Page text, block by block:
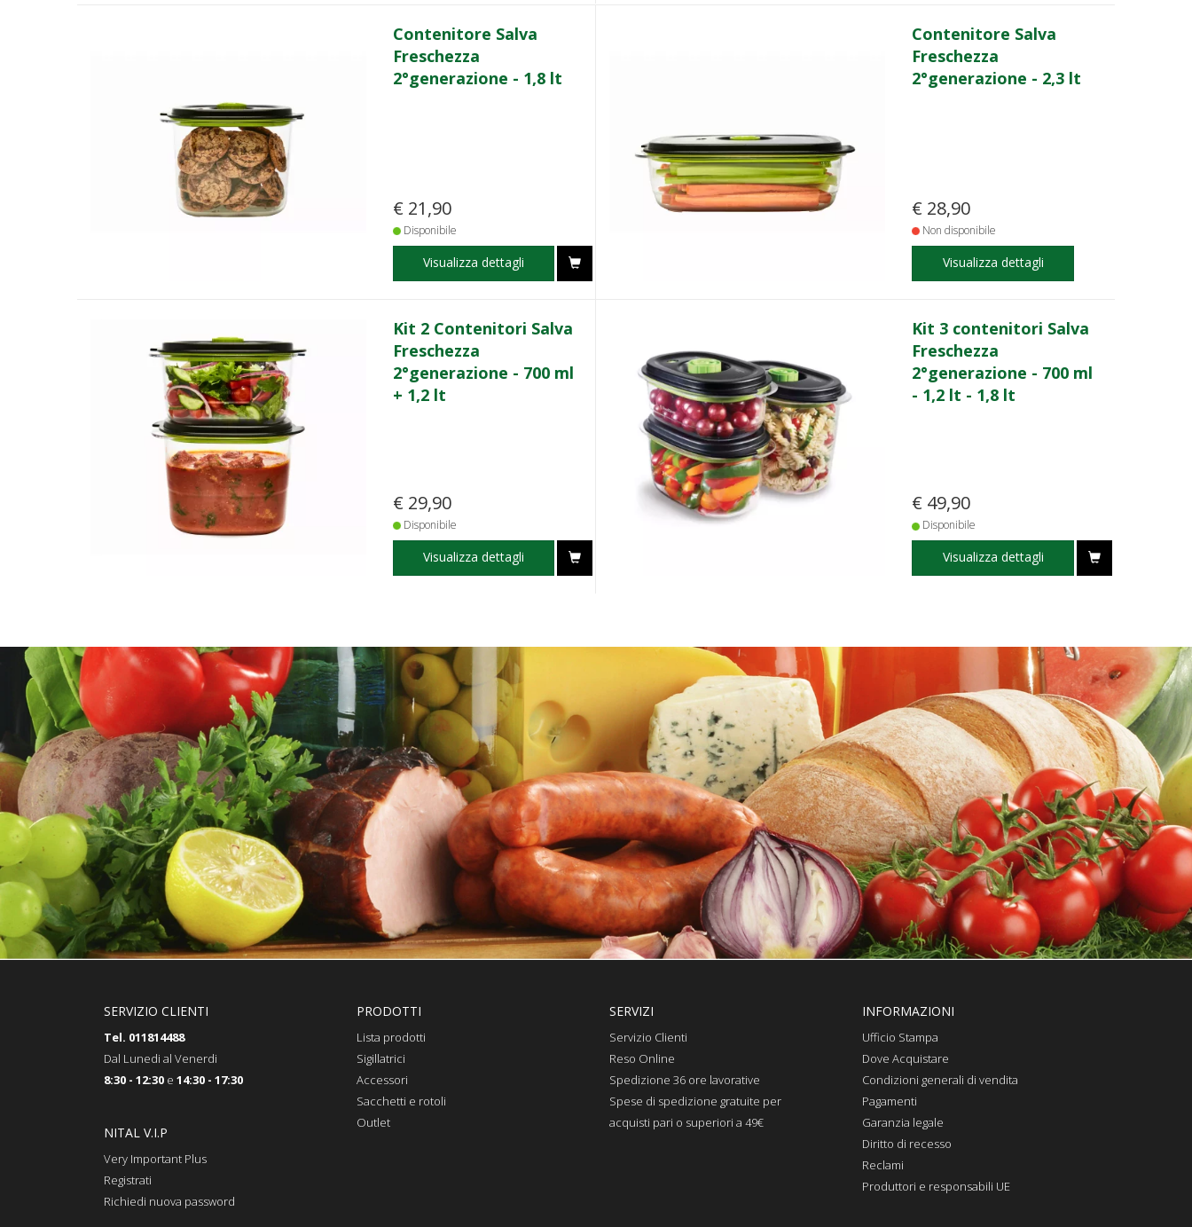
Contenitore Salva
Freschezza
2°generazione - 1,8 lt
€ 21,90
Disponibile
Visualizza dettagli
Contenitore Salva
Freschezza
2°generazione - 2,3 lt
€ 28,90
Non disponibile
Visualizza dettagli
Kit 2 Contenitori Salva
Freschezza
2°generazione - 700 ml
+ 1,2 lt
€ 29,90
Disponibile
Visualizza dettagli
Kit 3 contenitori Salva
Freschezza
2°generazione - 700 ml
- 1,2 lt - 1,8 lt
€ 49,90
Disponibile
Visualizza dettagli
SERVIZIO CLIENTI
Tel. 011814488
Dal Lunedi al Venerdi
8:30 - 12:30 e 14:30 - 17:30
NITAL V.I.P
Very Important Plus
Registrati
Richiedi nuova password
PRODOTTI
Lista prodotti
Sigillatrici
Accessori
Sacchetti e rotoli
Outlet
SERVIZI
Servizio Clienti
Reso Online
Spedizione 36 ore lavorative
Spese di spedizione gratuite per
acquisti pari o superiori a 49€
INFORMAZIONI
Ufficio Stampa
Dove Acquistare
Condizioni generali di vendita
Pagamenti
Garanzia legale
Diritto di recesso
Reclami
Produttori e responsabili UE